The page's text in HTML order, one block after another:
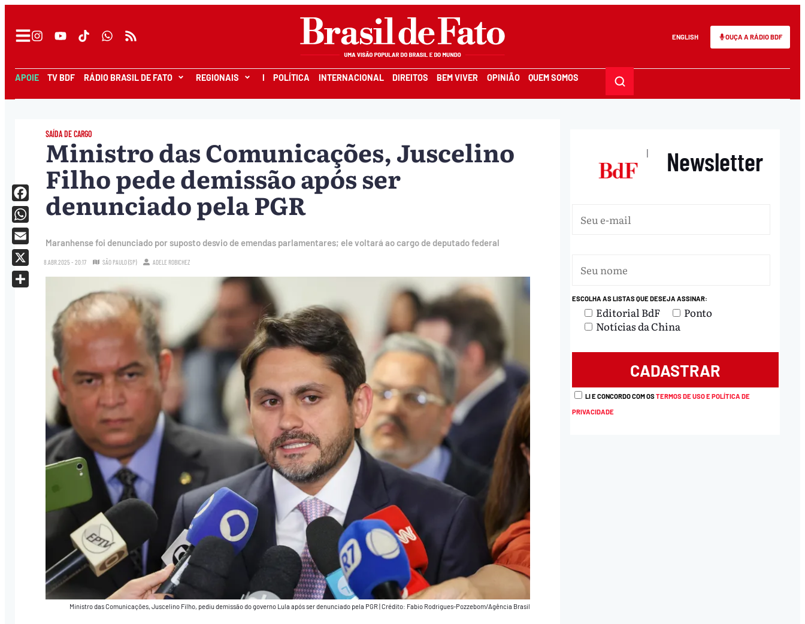
ENGLISH OUÇA A RÁDIO BDF
APOIE TV BDF RÁDIO BRASIL DE FATO REGIONAIS I POLÍTICA INTERNACIONAL DIREITOS BEM VIVER OPINIÃO QUEM SOMOS
SAÍDA DE CARGO
Ministro das Comunicações, Juscelino
Filho pede demissão após ser
denunciado pela PGR
Maranhense foi denunciado por suposto desvio de emendas parlamentares; ele voltará ao cargo de deputado federal
8.ABR.2025 - 20:17 SÃO PAULO (SP) ADELE ROBICHEZ
Ministro das Comunicações, Juscelino Filho, pediu demissão do governo Lula após ser denunciado pela PGR|Crédito: Fabio Rodrigues-Pozzebom/Agência Brasil
Facebook
WhatsApp
Email
X
| Newsletter
ESCOLHA AS LISTAS QUE DESEJA ASSINAR:
Editorial BdF
Ponto
Notícias da China
LI E CONCORDO COM OSTERMOS DE USO E POLÍTICA DE
PRIVACIDADE